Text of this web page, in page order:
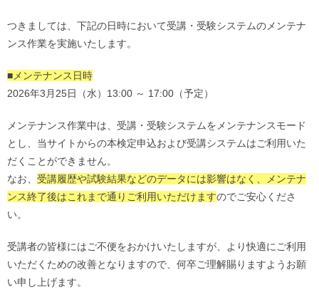
つきましては、下記の日時において受講・受験システムのメンテナ
ンス作業を実施いたします。
■メンテナンス日時
2026年3月25日（水）13:00 ～ 17:00（予定）
メンテナンス作業中は、受講・受験システムをメンテナンスモード
とし、当サイトからの本検定申込および受講システムはご利用いた
だくことができません。
なお、 受講履歴や試験結果などのデータには影響はなく、メンテナ
ンス終了後はこれまで通りご利用いただけますのでご安心くださ
い。
受講者の皆様にはご不便をおかけいたしますが、より快適にご利用
いただくための改善となりますので、何卒ご理解賜りますようお願
い申し上げます。